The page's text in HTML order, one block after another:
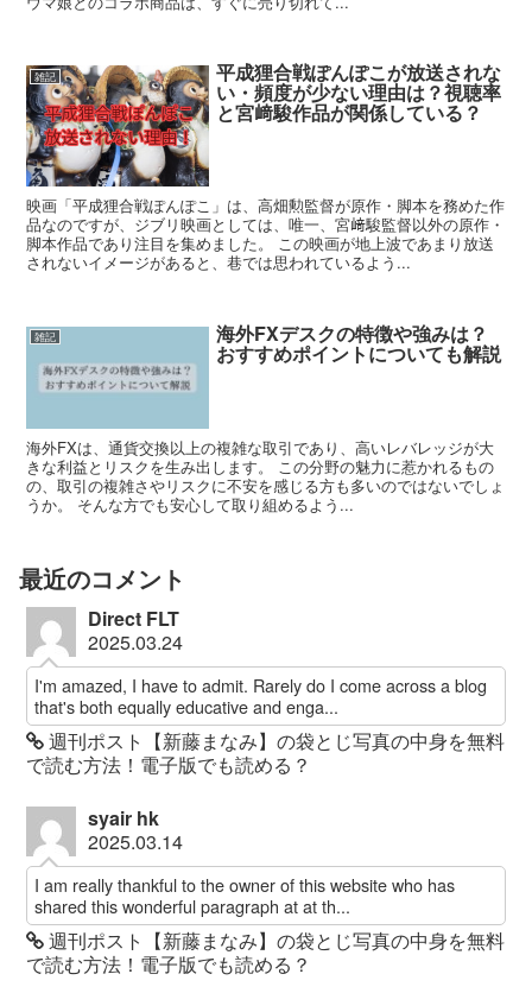
雑記 平成狸合戦ぽんぽこが放送されな
い・頻度が少ない理由は？視聴率
と宮﨑駿作品が関係している？
映画「平成狸合戦ぽんぽこ」は、高畑勲監督が原作・脚本を務めた作
品なのですが、ジブリ映画としては、唯一、宮﨑駿監督以外の原作・
脚本作品であり注目を集めました。 この映画が地上波であまり放送
されないイメージがあると、巷では思われているよう...
雑記 海外FXデスクの特徴や強みは？
おすすめポイントについても解説
海外FXは、通貨交換以上の複雑な取引であり、高いレバレッジが大
きな利益とリスクを生み出します。 この分野の魅力に惹かれるもの
の、取引の複雑さやリスクに不安を感じる方も多いのではないでしょ
うか。 そんな方でも安心して取り組めるよう...
最近のコメント
Direct FLT
2025.03.24
I'm amazed, I have to admit. Rarely do I come across a blog
that's both equally educative and enga...
週刊ポスト【新藤まなみ】の袋とじ写真の中身を無料
で読む方法！電子版でも読める？
syair hk
2025.03.14
I am really thankful to the owner of this website who has
shared this wonderful paragraph at at th...
週刊ポスト【新藤まなみ】の袋とじ写真の中身を無料
で読む方法！電子版でも読める？